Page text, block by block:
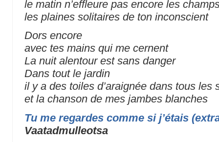
le matin n’effleure pas encore les
les plaines solitaires de ton inconscient
Dors encore
avec tes mains qui me cernent
La nuit alentour est sans danger
Dans tout le jardin
il y a des toiles d’araignée dans tous les
et la chanson de mes jambes blanches
Tu me regardes comme si j’étais
Vaatadmulleotsa